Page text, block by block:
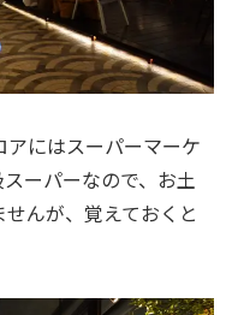
アにはスーパーマーケ
ーパーなので、お土
んが、覚えておくと